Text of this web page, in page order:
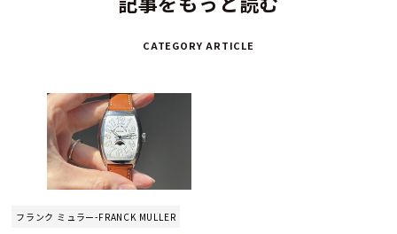
CATEGORY ARTICLE
フランク ミュラー-FRANCK MULLER